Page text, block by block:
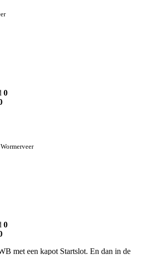
0
0
met een kapot Startslot. En dan in de